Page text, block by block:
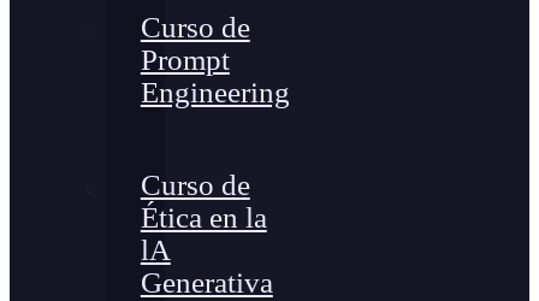
Curso de
Prompt
Engineering
Curso de
Ética en la
lA
Generativa